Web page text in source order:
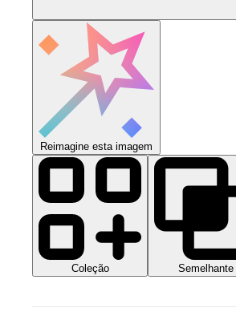
Reimagine esta imagem
Coleção Semelhante